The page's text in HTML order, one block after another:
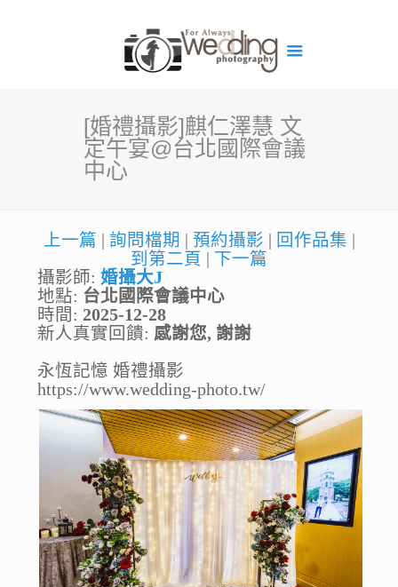
[婚禮攝影]麒仁澤慧 文
定午宴@台北國際會議
中心
上一篇 詢問檔期 預約攝影 回作品集
到第二頁
下一篇
攝影師: 婚攝大J
地點: 台北國際會議中心
時間: 2025-12-28
新人真實回饋: 感謝您, 謝謝
永恆記憶 婚禮攝影
https://www.wedding-photo.tw/